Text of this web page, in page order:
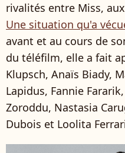
rivalités entre Miss,
Une situation qu'a
avant et au cours de
du téléfilm, elle a fait
Klupsch, Anaïs Biady,
Lapidus, Fannie
Zoroddu, Nastasia
Dubois et Loolita